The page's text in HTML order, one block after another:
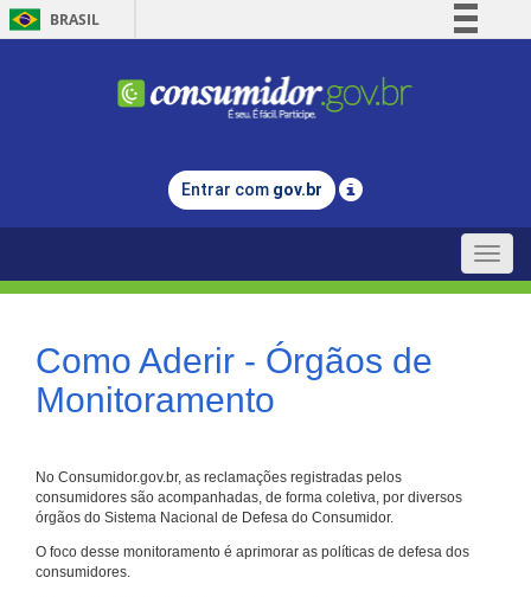
BRASIL
Comunica BR
Legislação
Entrar com gov.br
Toggle
Como Aderir - Órgãos de
Monitoramento
No Consumidor.gov.br, as reclamações registradas pelos
consumidores são acompanhadas, de forma coletiva, por diversos
órgãos do Sistema Nacional de Defesa do Consumidor.
O foco desse monitoramento é aprimorar as políticas de defesa dos
consumidores.